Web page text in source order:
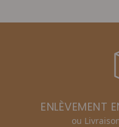
ENLÈVEMENT
ou